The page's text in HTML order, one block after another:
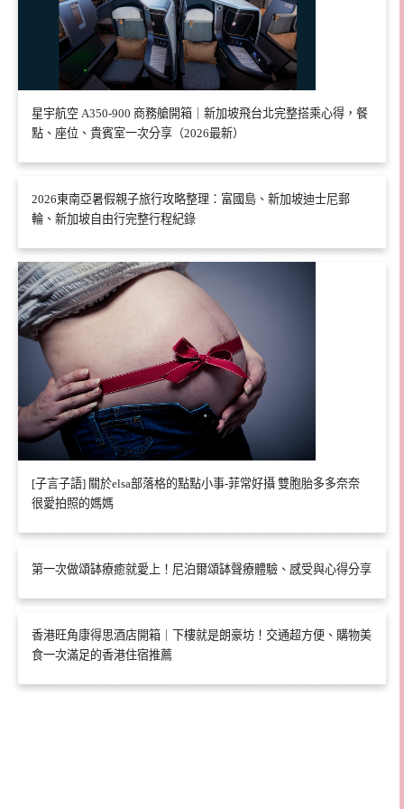
星宇航空 A350-900 商務艙開箱｜新加坡飛台北完整搭乘心得，餐
點、座位、貴賓室一次分享（2026最新）
2026東南亞暑假親子旅行攻略整理：富國島、新加坡迪士尼郵
輪、新加坡自由行完整行程紀錄
[子言子語] 關於elsa部落格的點點小事-菲常好攝 雙胞胎多多奈奈
很愛拍照的媽媽
第一次做頌缽療癒就愛上！尼泊爾頌缽聲療體驗、感受與心得分享
香港旺角康得思酒店開箱｜下樓就是朗豪坊！交通超方便、購物美
食一次滿足的香港住宿推薦